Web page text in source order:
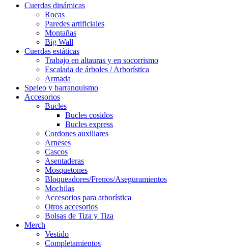
Cuerdas dinámicas
Rocas
Paredes artificiales
Montañas
Big Wall
Cuerdas estáticas
Trabajo en altauras y en socorrismo
Escalada de árboles / Arborística
Armada
Speleo y barranquismo
Accesorios
Bucles
Bucles cosidos
Bucles express
Cordones auxiliares
Arneses
Cascos
Asentaderas
Mosquetones
Bloqueadores/Frenos/Aseguramientos
Mochilas
Accesorios para arborística
Otros accesorios
Bolsas de Tiza y Tiza
Merch
Vestido
Completamientos